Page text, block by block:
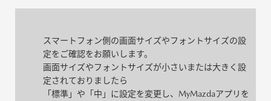
スマートフォン側の画面サイズやフォントサイズの設
定をご確認をお願いします。
画面サイズやフォントサイズが小さいまたは大きく設
定されておりましたら
「標準」や「中」に設定を変更し、MyMazdaアプリを